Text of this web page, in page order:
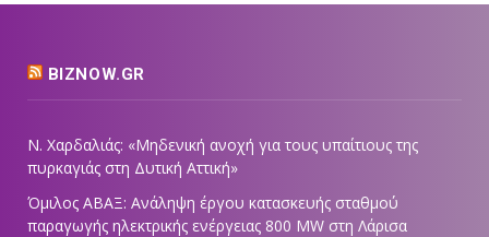
BIZNOW.GR
Ν. Χαρδαλιάς: «Μηδενική ανοχή για τους υπαίτιους της
πυρκαγιάς στη Δυτική Αττική»
Όμιλος ΑΒΑΞ: Ανάληψη έργου κατασκευής σταθμού
παραγωγής ηλεκτρικής ενέργειας 800 ΜW στη Λάρισα